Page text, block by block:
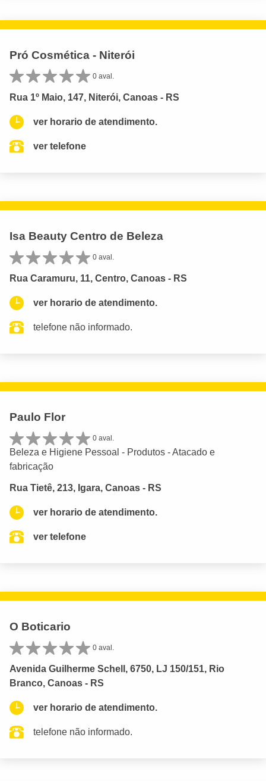
Pró Cosmética - Niterói
0 aval.
Rua 1º Maio, 147, Niterói, Canoas - RS
ver horario de atendimento.
ver telefone
Isa Beauty Centro de Beleza
0 aval.
Rua Caramuru, 11, Centro, Canoas - RS
ver horario de atendimento.
telefone não informado.
Paulo Flor
0 aval.
Beleza e Higiene Pessoal - Produtos - Atacado e
fabricação
Rua Tietê, 213, Igara, Canoas - RS
ver horario de atendimento.
ver telefone
O Boticario
0 aval.
Avenida Guilherme Schell, 6750, LJ 150/151, Rio
Branco, Canoas - RS
ver horario de atendimento.
telefone não informado.